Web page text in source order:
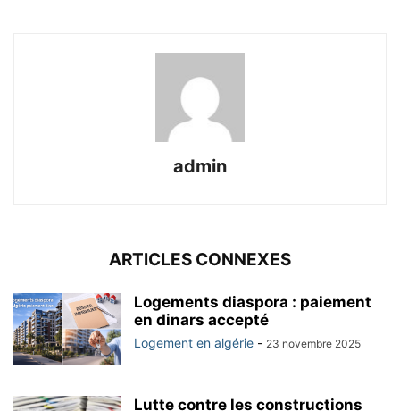
admin
ARTICLES CONNEXES
Logements diaspora : paiement
en dinars accepté
Logement en algérie - 23 novembre 2025
Lutte contre les constructions